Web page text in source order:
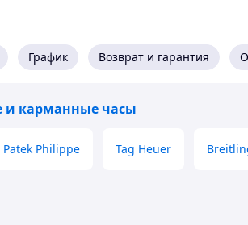
График Возврат и гарантия
и карманные часы
Patek Philippe Tag Heuer